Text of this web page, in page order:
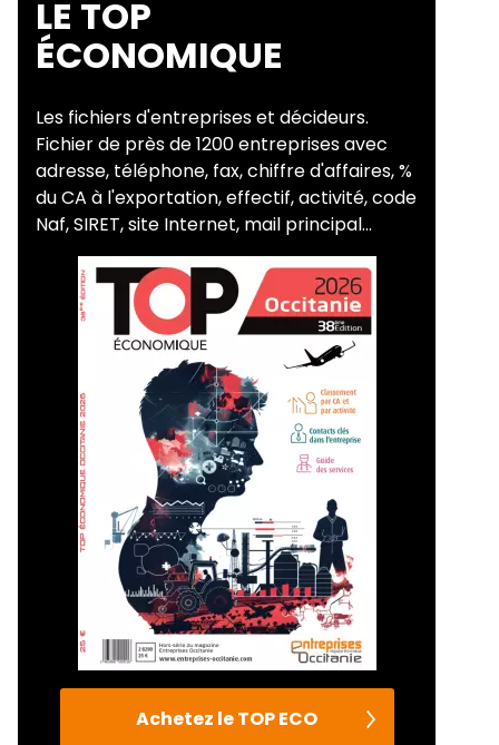
LE TOP
ÉCONOMIQUE
Les fichiers d'entreprises et décideurs.
Fichier de près de 1200 entreprises avec
adresse, téléphone, fax, chiffre d'affaires, %
du CA à l'exportation, effectif, activité, code
Naf, SIRET, site Internet, mail principal...
Achetez le TOP ECO